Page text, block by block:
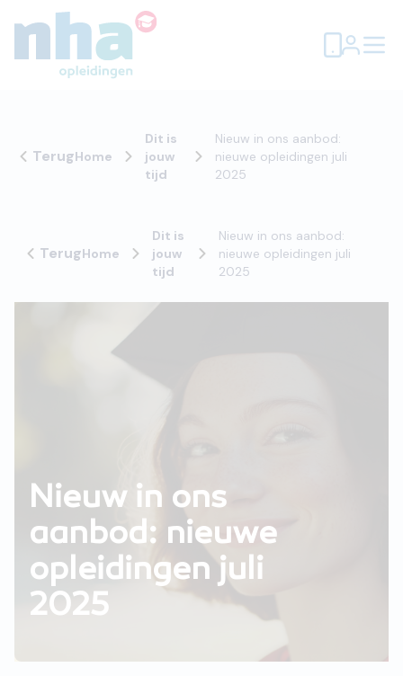
TerugHome
Dit is
jouw
tijd
Nieuw in ons aanbod:
nieuwe opleidingen juli
2025
TerugHome
Dit is
jouw
tijd
Nieuw in ons aanbod:
nieuwe opleidingen juli
2025
Nieuw in ons
aanbod: nieuwe
opleidingen juli
2025